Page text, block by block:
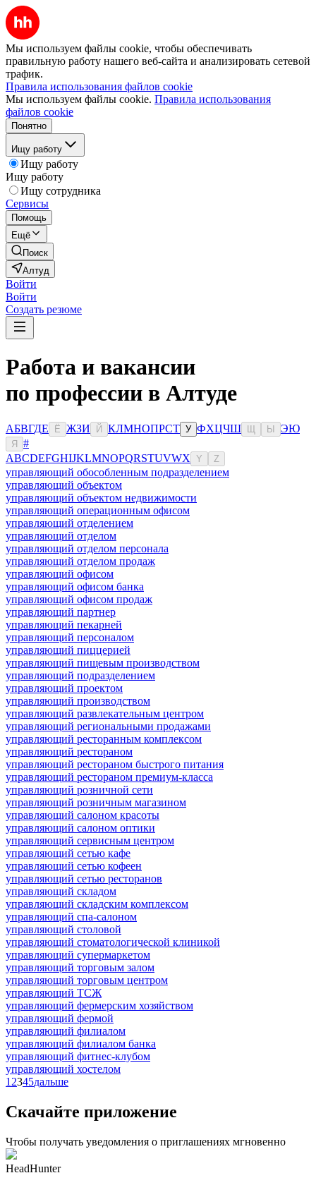
Мы используем файлы cookie, чтобы обеспечивать
правильную работу нашего веб-сайта и анализировать сетевой
трафик.
Правила использования файлов cookie
Мы используем файлы cookie. Правила использования
файлов cookie
Понятно
Ищу работу
Ищу работу
Ищу работу
Ищу сотрудника
Сервисы
Помощь
Ещё
Поиск
Алтуд
Войти
Войти
Создать резюме
Работа и вакансии
по профессии в Алтуде
АБВГДЕ Ё ЖЗИ Й КЛМНОПРСТ У ФХЦЧШ Ы ЭЮ
Я
#
ABCDEFGHIJKLMNOPQRSTUVWX Y Z
управляющий обособленным подразделением
управляющий объектом
управляющий объектом недвижимости
управляющий операционным офисом
управляющий отделением
управляющий отделом
управляющий отделом персонала
управляющий отделом продаж
управляющий офисом
управляющий офисом банка
управляющий офисом продаж
управляющий партнер
управляющий пекарней
управляющий персоналом
управляющий пиццерией
управляющий пищевым производством
управляющий подразделением
управляющий проектом
управляющий производством
управляющий развлекательным центром
управляющий региональными продажами
управляющий ресторанным комплексом
управляющий рестораном
управляющий рестораном быстрого питания
управляющий рестораном премиум-класса
управляющий розничной сети
управляющий розничным магазином
управляющий салоном красоты
управляющий салоном оптики
управляющий сервисным центром
управляющий сетью кафе
управляющий сетью кофеен
управляющий сетью ресторанов
управляющий складом
управляющий складским комплексом
управляющий спа-салоном
управляющий столовой
управляющий стоматологической клиникой
управляющий супермаркетом
управляющий торговым залом
управляющий торговым центром
управляющий ТСЖ
управляющий фермерским хозяйством
управляющий фермой
управляющий филиалом
управляющий филиалом банка
управляющий фитнес-клубом
управляющий хостелом
1 2345дальше
Скачайте приложение
Чтобы получать уведомления о приглашениях мгновенно
HeadHunter